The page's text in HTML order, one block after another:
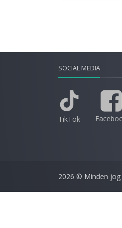
SOCIAL MEDIA
TikTok
2026 © Minden